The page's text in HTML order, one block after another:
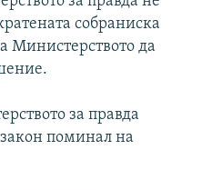
собраниска
Министерството да
за правда
закон поминал на